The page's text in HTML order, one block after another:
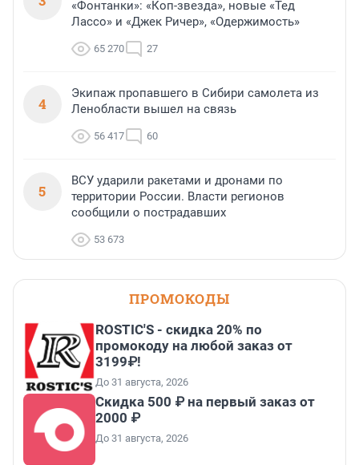
«Фонтанки»: «Коп-звезда», новые «Тед
Лассо» и «Джек Ричер», «Одержимость»
65 270 27
4
Экипаж пропавшего в Сибири самолета из
Ленобласти вышел на связь
56 417 60
5
ВСУ ударили ракетами и дронами по
территории России. Власти регионов
сообщили о пострадавших
53 673
ПРОМОКОДЫ
ROSTIC'S - скидка 20% по
промокоду на любой заказ от
3199₽!
До 31 августа, 2026
Скидка 500 ₽ на первый заказ от
2000 ₽
До 31 августа, 2026